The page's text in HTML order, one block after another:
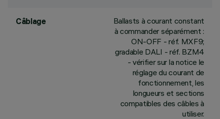
Câblage
Ballasts à courant constant
à commander séparément :
ON-OFF - réf. MXF9;
gradable DALI - réf. BZM4
- vérifier sur la notice le
réglage du courant de
fonctionnement, les
longueurs et sections
compatibles des câbles à
utiliser.